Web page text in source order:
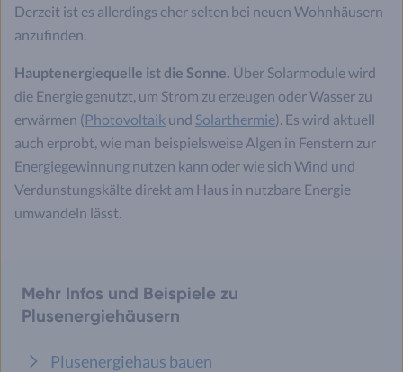
Derzeit ist es allerdings eher selten bei neuen Wohnhäusern
anzufinden.
Hauptenergiequelle ist die Sonne. Über Solarmodule wird
die Energie genutzt, um Strom zu erzeugen oder Wasser zu
erwärmen (Photovoltaik und Solarthermie). Es wird aktuell
auch erprobt, wie man beispielsweise Algen in Fenstern zur
Energiegewinnung nutzen kann oder wie sich Wind und
Verdunstungskälte direkt am Haus in nutzbare Energie
umwandeln lässt.
Mehr Infos und Beispiele zu
Plusenergiehäusern
Plusenergiehaus bauen